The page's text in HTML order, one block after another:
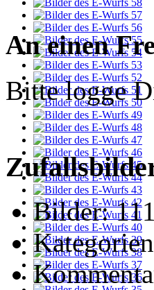
An einen
Bitte logge
Bilder: